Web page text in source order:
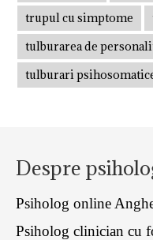
trupul cu simptome
tulburarea de
tulburari
Despre
Psiholog online
Psiholog clinician cu